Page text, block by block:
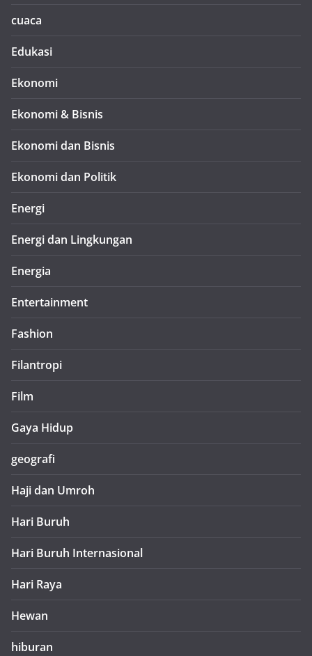
cuaca
Edukasi
Ekonomi
Ekonomi & Bisnis
Ekonomi dan Bisnis
Ekonomi dan Politik
Energi
Energi dan Lingkungan
Energia
Entertainment
Fashion
Filantropi
Film
Gaya Hidup
geografi
Haji dan Umroh
Hari Buruh
Hari Buruh Internasional
Hari Raya
Hewan
hiburan